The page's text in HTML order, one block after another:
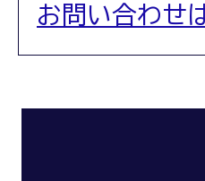
お問い合わせ